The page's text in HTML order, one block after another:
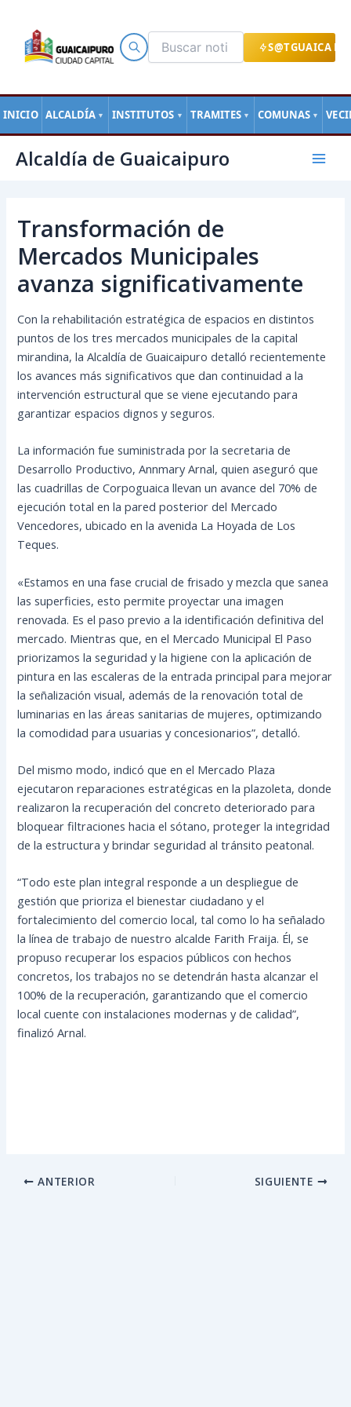
S@TGUAICA
INICIO ALCALDÍA ▼ INSTITUTOS ▼ TRAMITES ▼ COMUNAS ▼
contenido
Alcaldía de Guaicaipuro
Main
Transformación de
Mercados Municipales
avanza significativamente
Con la rehabilitación estratégica de espacios en distintos
puntos de los tres mercados municipales de la capital
mirandina, la Alcaldía de Guaicaipuro detalló recientemente
los avances más significativos que dan continuidad a la
intervención estructural que se viene ejecutando para
garantizar espacios dignos y seguros.
La información fue suministrada por la secretaria de
Desarrollo Productivo, Annmary Arnal, quien aseguró que
las cuadrillas de Corpoguaica llevan un avance del 70% de
ejecución total en la pared posterior del Mercado
Vencedores, ubicado en la avenida La Hoyada de Los
Teques.
«Estamos en una fase crucial de frisado y mezcla que sanea
las superficies, esto permite proyectar una imagen
renovada. Es el paso previo a la identificación definitiva del
mercado. Mientras que, en el Mercado Municipal El Paso
priorizamos la seguridad y la higiene con la aplicación de
pintura en las escaleras de la entrada principal para mejorar
la señalización visual, además de la renovación total de
luminarias en las áreas sanitarias de mujeres, optimizando
la comodidad para usuarias y concesionarios”, detalló.
Del mismo modo, indicó que en el Mercado Plaza
ejecutaron reparaciones estratégicas en la plazoleta, donde
realizaron la recuperación del concreto deteriorado para
bloquear filtraciones hacia el sótano, proteger la integridad
de la estructura y brindar seguridad al tránsito peatonal.
“Todo este plan integral responde a un despliegue de
gestión que prioriza el bienestar ciudadano y el
fortalecimiento del comercio local, tal como lo ha señalado
la línea de trabajo de nuestro alcalde Farith Fraija. Él, se
propuso recuperar los espacios públicos con hechos
concretos, los trabajos no se detendrán hasta alcanzar el
100% de la recuperación, garantizando que el comercio
local cuente con instalaciones modernas y de calidad”,
finalizó Arnal.
de
ANTERIOR SIGUIENTE